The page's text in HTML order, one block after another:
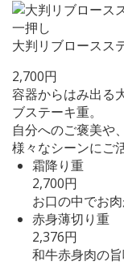
一押し
大判リブロースス
2,700円
容器からはみ出る
ブステーキ重。
自分へのご褒美や
様々なシーンにご
霜降り重
2,700円
お口の中でお
赤身薄切り重
2,376円
和牛赤身肉の